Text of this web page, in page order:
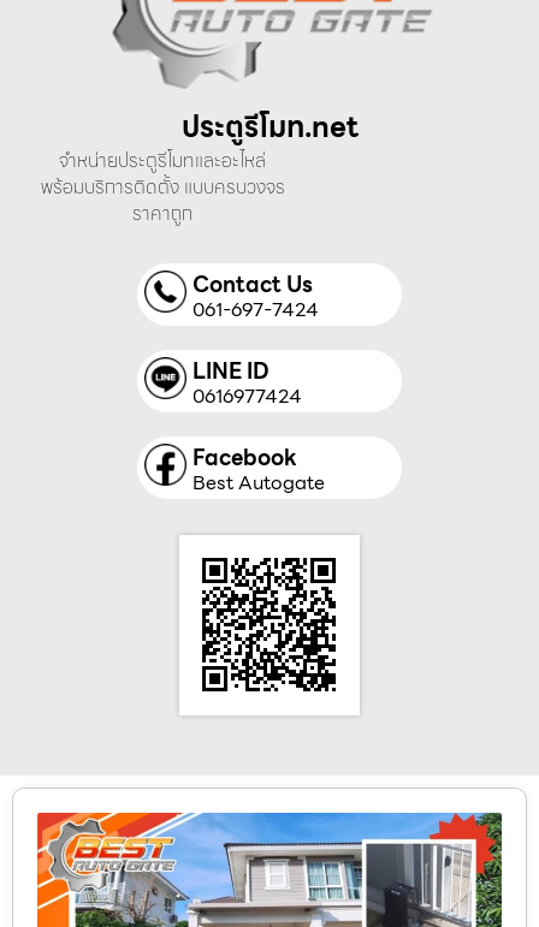
ประตูรีโมท.net
จำหน่ายประตูรีโมทและอะไหล่
พร้อมบริการติดตั้ง แบบครบวงจร
ราคาถูก
Contact Us
061-697-7424
LINE ID
0616977424
Facebook
Best Autogate